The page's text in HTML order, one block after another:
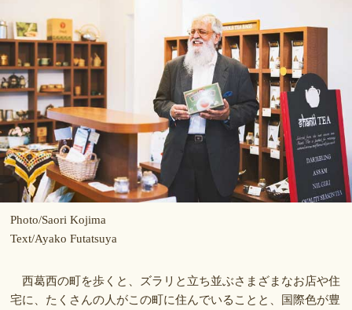
Photo/Saori Kojima
Text/Ayako Futatsuya
西葛西の町を歩くと、ズラリと立ち並ぶさまざまなお店や住
宅に、たくさんの人がこの町に住んでいることと、国際色が豊